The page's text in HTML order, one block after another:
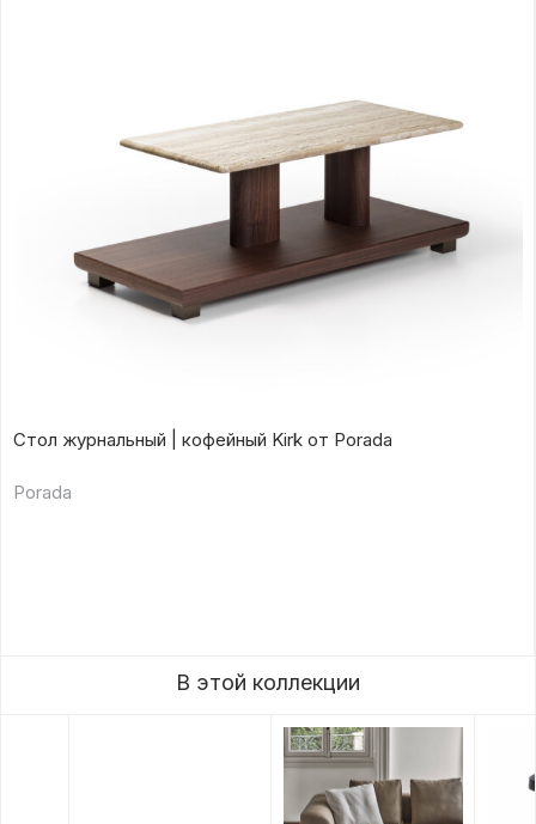
Стол журнальный | кофейный Kirk от Porada
Porada
В этой коллекции